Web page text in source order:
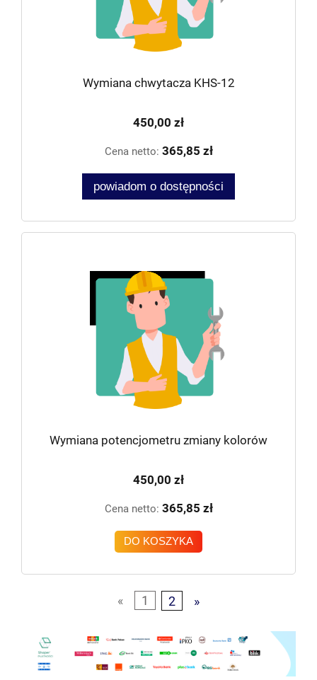
Wymiana chwytacza KHS-12
450,00 zł
Cena netto: 365,85 zł
powiadom o dostępności
Wymiana potencjometru zmiany kolorów
450,00 zł
Cena netto: 365,85 zł
DO KOSZYKA
« 1 2 »